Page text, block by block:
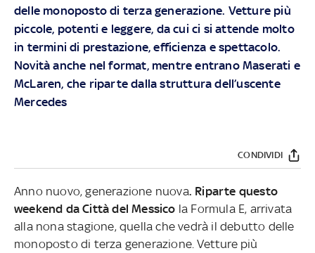
delle monoposto di terza generazione. Vetture più
piccole, potenti e leggere, da cui ci si attende molto
in termini di prestazione, efficienza e spettacolo.
Novità anche nel format, mentre entrano Maserati e
McLaren, che riparte dalla struttura dell’uscente
Mercedes
CONDIVIDI
Anno nuovo, generazione nuova. Riparte questo
weekend da Città del Messico la Formula E, arrivata
alla nona stagione, quella che vedrà il debutto delle
monoposto di terza generazione.Vetture più